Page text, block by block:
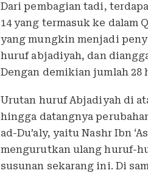
Dari pembagian tadi,
14 yang termasuk ke dalam
yang mungkin menjadi
huruf abjadiyah, dan
Dengan demikian jumlah 28
Urutan huruf Abjadiyah di
hingga datangnya
ad-Du’aly, yaitu Nashr Ibn
mengurutkan ulang huruf-
susunan sekarang ini. Di